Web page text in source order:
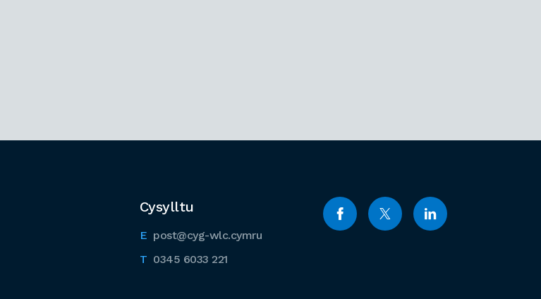
Cysylltu
post@cyg-wlc.cymru
0345 6033 221